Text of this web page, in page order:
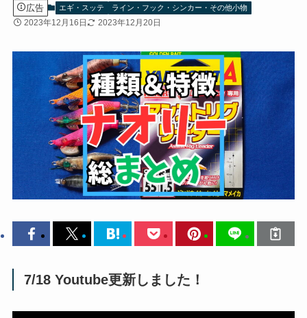
広告 エギ・スッテ ライン・フック・シンカー・その他小物
2023年12月16日 2023年12月20日
7/18 Youtube更新しました！